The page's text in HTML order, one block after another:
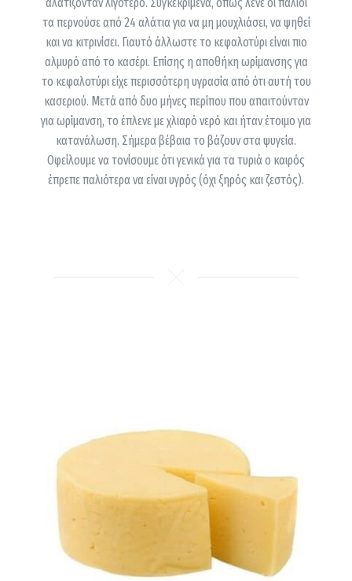
τα περνούσε από 24 αλάτια για να μη μουχλιάσει, να ψηθεί
και να κιτρινίσει. Γιαυτό άλλωστε το κεφαλοτύρι είναι πιο
αλμυρό από το κασέρι. Επίσης η αποθήκη ωρίμανσης για
το κεφαλοτύρι είχε περισσότερη υγρασία από ότι αυτή του
κασεριού. Μετά από δυο μήνες περίπου που απαιτούνταν
για ωρίμανση, το έπλενε με χλιαρό νερό και ήταν έτοιμο για
κατανάλωση. Σήμερα βέβαια το βάζουν στα ψυγεία.
Οφείλουμε να τονίσουμε ότι γενικά για τα τυριά ο καιρός
έπρεπε παλιότερα να είναι υγρός (όχι ξηρός και ζεστός).